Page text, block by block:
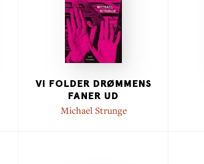
VI FOLDER DRØMMENS
FANER UD
Michael Strunge